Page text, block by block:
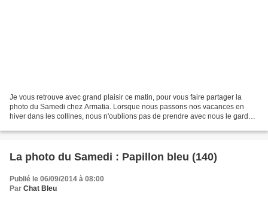
Je vous retrouve avec grand plaisir ce matin, pour vous faire partager la
photo du Samedi chez Armatia. Lorsque nous passons nos vacances en
hiver dans les collines, nous n'oublions pas de prendre avec nous le garde
La photo du Samedi : Papillon bleu (140)
Publié le 06/09/2014 à 08:00
Par Chat Bleu